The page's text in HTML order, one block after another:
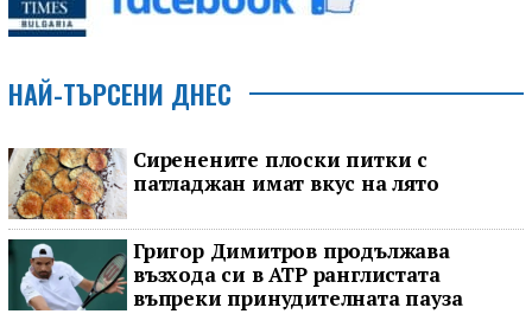
НАЙ-ТЪРСЕНИ ДНЕС
Сиренените плоски питки с
патладжан имат вкус на лято
Григор Димитров продължава
възхода си в ATP ранглистата
въпреки принудителната пауза